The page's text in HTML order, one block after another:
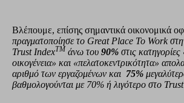
Βλέπουμε, επίσης σημαντικά οικονομικά
πραγματοποίησε το Great Place To Work
TrustIndexTM άνω του 90% στις
οικογένεια» και «πελατοκεντρικότητα»
αριθμό των εργαζομένων και 75%
βαθμολογούνται με 70% ή λιγότερο στο Trust